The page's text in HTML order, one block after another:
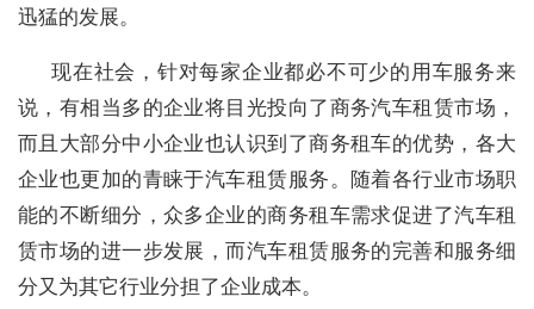
迅猛的发展。
现在社会，针对每家企业都必不可少的用车服务来
说，有相当多的企业将目光投向了商务汽车租赁市场，
而且大部分中小企业也认识到了商务租车的优势，各大
企业也更加的青睐于汽车租赁服务。随着各行业市场职
能的不断细分，众多企业的商务租车需求促进了汽车租
赁市场的进一步发展，而汽车租赁服务的完善和服务细
分又为其它行业分担了企业成本。